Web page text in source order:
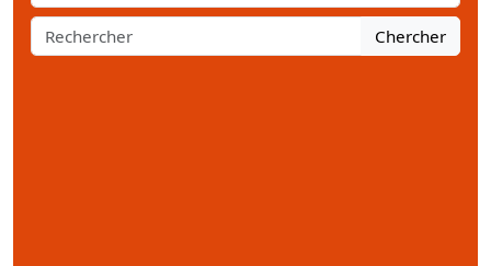
Chercher